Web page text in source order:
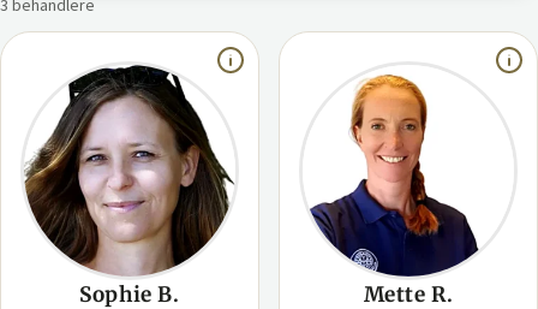
3 behandlere
Sophie B.
Mette R.